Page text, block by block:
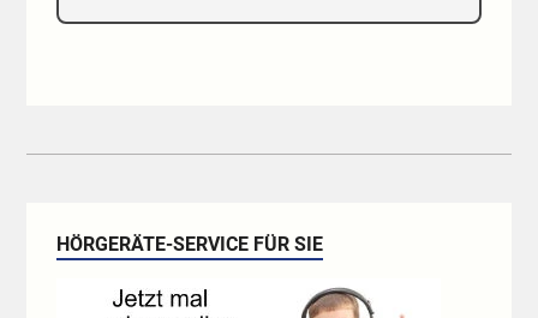
HÖRGERÄTE-SERVICE FÜR SIE